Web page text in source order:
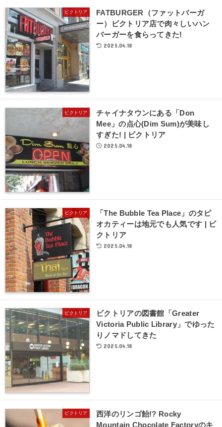
ビクトリア
FATBURGER（ファットバーガ
ー）ビクトリア店で肉々しいハン
バーガーを食らってきた!
2025.04.18
ビクトリア
チャイナタウンにある「Don
Mee」の点心(Dim Sum)が美味し
すぎた! | ビクトリア
2025.04.18
ビクトリア
「The Bubble Tea Place」のタピ
オカティーは地元でも人気です | ビ
クトリア
2025.04.18
ビクトリア
ビクトリアの図書館「Greater
Victoria Public Library」でゆった
りノマドしてきた
2025.04.18
ビクトリア
西洋のリンゴ飴!? Rocky
Mountain Chocolate Factoryのキ